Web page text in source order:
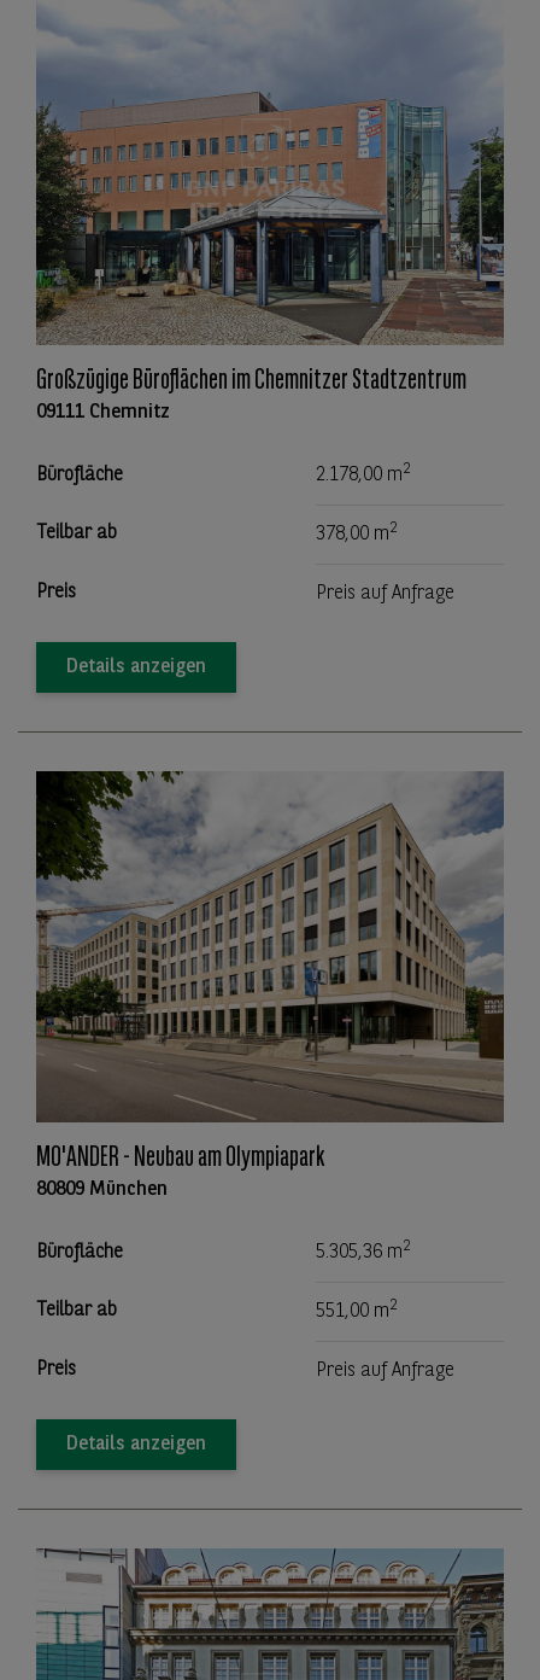
Großzügige Büroflächen im Chemnitzer Stadtzentrum
09111 Chemnitz
Bürofläche 2.178,00 m2
Teilbar ab 378,00 m2
Preis Preis auf Anfrage
Details anzeigen
MO'ANDER - Neubau am Olympiapark
80809 München
Bürofläche 5.305,36 m2
Teilbar ab 551,00 m2
Preis Preis auf Anfrage
Details anzeigen